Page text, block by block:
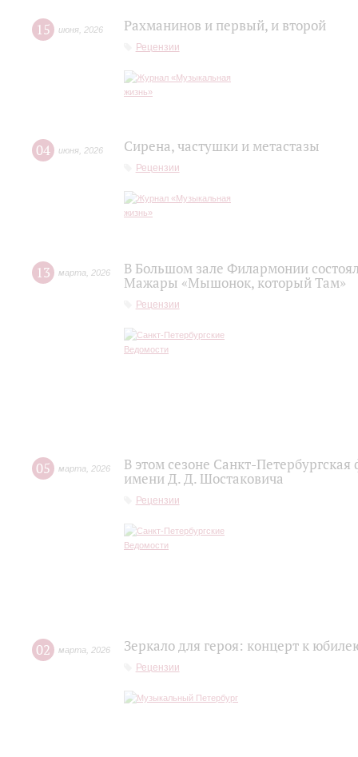
15 июня 2026 Рахманинов и первый, и второй
Рецензии
04 июня 2026 Сирена, частушки и метастазы
Рецензии
13 марта 2026
В Большом зале Филармонии
Мажары «Мышонок, который Там»
Рецензии
05 марта 2026
В этом сезоне Санкт-
имени Д. Д. Шостаковича
Рецензии
02 марта 2026 Зеркало для героя: концерт к
Рецензии